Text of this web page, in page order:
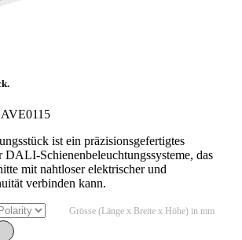
ist ein präzisionsgefertigtes
DALI-Schienenbeleuchtungssysteme, das
mit nahtloser elektrischer und
verbinden kann.
Grösse (Länge x Breite x Höhe) in mm